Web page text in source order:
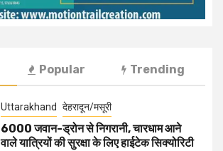
Popular Trending
Uttarakhand देहरादून/मसूरी
6000 जवान-ड्रोन से निगरानी, चारधाम आने
वाले यात्रियों की सुरक्षा के लिए हाईटेक सिक्योरिटी